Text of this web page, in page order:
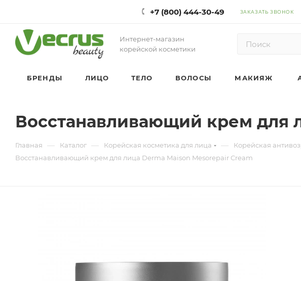
+7 (800) 444-30-49 ЗАКАЗАТЬ ЗВОНОК
Интернет-магазин
корейской косметики
БРЕНДЫ ЛИЦО ТЕЛО ВОЛОСЫ МАКИЯЖ
Восстанавливающий крем для
Главная — Каталог — Корейская косметика для лица — Корейская
Восстанавливающий крем для лица Derma Maison Mesorepair Cream